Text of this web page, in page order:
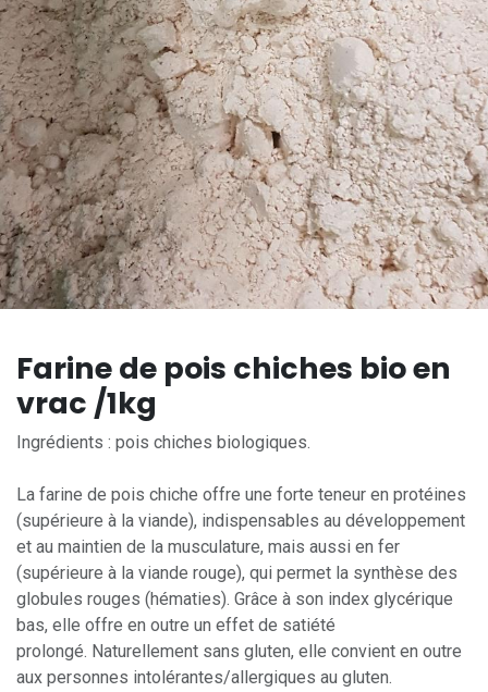
Farine de pois chiches bio en
vrac /1kg
Ingrédients : pois chiches biologiques.
La farine de pois chiche offre une forte teneur en protéines
(supérieure à la viande), indispensables au développement
et au maintien de la musculature, mais aussi en fer
(supérieure à la viande rouge), qui permet la synthèse des
globules rouges (hématies). Grâce à son index glycérique
bas, elle offre en outre un effet de satiété
prolongé. Naturellement sans gluten, elle convient en outre
aux personnes intolérantes/allergiques au gluten.